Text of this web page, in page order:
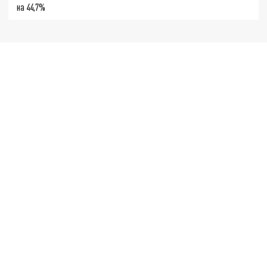
на 44,7%